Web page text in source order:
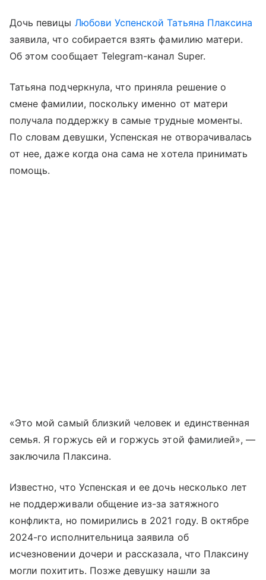
Дочь певицы Любови Успенской Татьяна Плаксина
заявила, что собирается взять фамилию матери.
Об этом сообщает Telegram-канал Super.
Татьяна подчеркнула, что приняла решение о
смене фамилии, поскольку именно от матери
получала поддержку в самые трудные моменты.
По словам девушки, Успенская не отворачивалась
от нее, даже когда она сама не хотела принимать
помощь.
«Это мой самый близкий человек и единственная
семья. Я горжусь ей и горжусь этой фамилией», —
заключила Плаксина.
Известно, что Успенская и ее дочь несколько лет
не поддерживали общение из-за затяжного
конфликта, но помирились в 2021 году. В октябре
2024-го исполнительница заявила об
исчезновении дочери и рассказала, что Плаксину
могли похитить. Позже девушку нашли за